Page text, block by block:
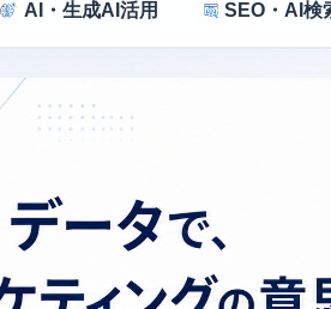
AI・生成AI活用 SEO・AI検